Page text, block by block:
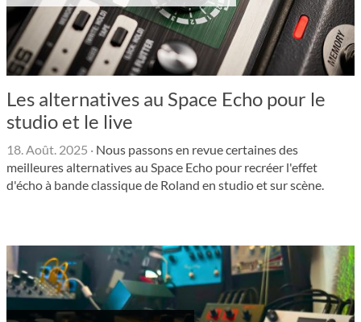
Les alternatives au Space Echo pour le
studio et le live
18. Août. 2025 · Nous passons en revue certaines des
meilleures alternatives au Space Echo pour recréer l'effet
d'écho à bande classique de Roland en studio et sur scène.